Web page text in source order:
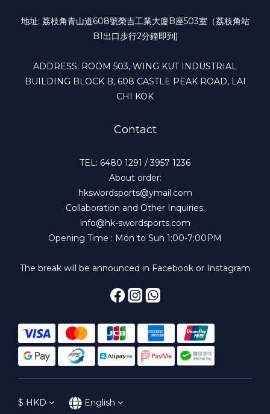
地址: 荔枝角青山道608號榮吉工業大廈B座503室（荔枝角站
B1出口步行2分鐘即到)
ADDRESS: ROOM 503, WING KUT INDUSTRIAL
BUILDING BLOCK B, 608 CASTLE PEAK ROAD, LAI
CHI KOK
Contact
TEL: 6480 1291 / 3957 1236
About order:
hkswordsports@ymail.com
Collaboration and Other Inquiries:
info@hk-swordsports.com
Opening Time : Mon to Sun 1:00-7:00PM
The break will be announced in Facebook or Instagram
$ HKD English